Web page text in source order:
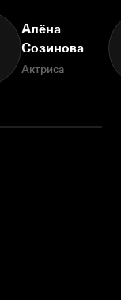
Алёна
Созинова
Актриса